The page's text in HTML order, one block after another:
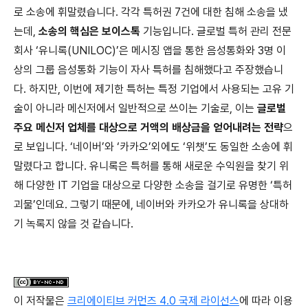
로 소송에 휘말렸습니다. 각각 특허권 7건에 대한 침해 소송을 냈
는데, 소송의 핵심은 보이스톡 기능입니다. 글로벌 특허 관리 전문
회사 ‘유니록(UNILOC)’은 메시징 앱을 통한 음성통화와 3명 이
상의 그룹 음성통화 기능이 자사 특허를 침해했다고 주장했습니
다. 하지만, 이번에 제기한 특허는 특정 기업에서 사용되는 고유 기
술이 아니라 메신저에서 일반적으로 쓰이는 기술로, 이는 글로벌
주요 메신저 업체를 대상으로 거액의 배상금을 얻어내려는 전략으
로 보입니다. ‘네이버’와 ‘카카오’외에도 ‘위챗’도 동일한 소송에 휘
말렸다고 합니다. 유니록은 특허를 통해 새로운 수익원을 찾기 위
해 다양한 IT 기업을 대상으로 다양한 소송을 걸기로 유명한 ‘특허
괴물’인데요. 그렇기 때문에, 네이버와 카카오가 유니록을 상대하
기 녹록지 않을 것 같습니다.
이 저작물은 크리에이티브 커먼즈 4.0 국제 라이선스에 따라 이용